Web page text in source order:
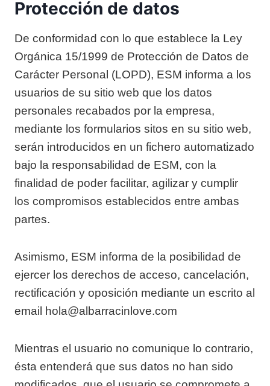
Protección de datos
De conformidad con lo que establece la Ley
Orgánica 15/1999 de Protección de Datos de
Carácter Personal (LOPD), ESM informa a los
usuarios de su sitio web que los datos
personales recabados por la empresa,
mediante los formularios sitos en su sitio web,
serán introducidos en un fichero automatizado
bajo la responsabilidad de ESM, con la
finalidad de poder facilitar, agilizar y cumplir
los compromisos establecidos entre ambas
partes.
Asimismo, ESM informa de la posibilidad de
ejercer los derechos de acceso, cancelación,
rectificación y oposición mediante un escrito al
email hola@albarracinlove.com
Mientras el usuario no comunique lo contrario,
ésta entenderá que sus datos no han sido